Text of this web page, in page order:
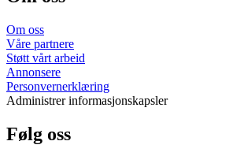
Om oss
Våre partnere
Støtt vårt arbeid
Annonsere
Personvernerklæring
Administrer informasjonskapsler
Følg oss